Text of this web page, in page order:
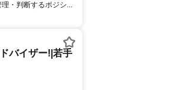
・判断するポジシ...
バイザー!|若手